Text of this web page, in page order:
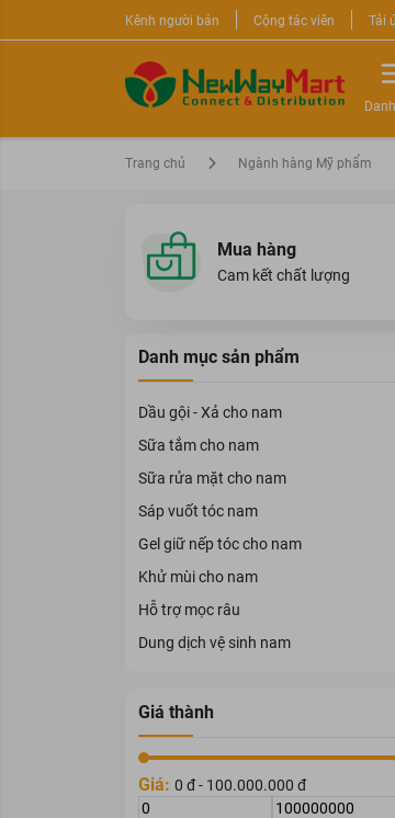
Kênh người bán Cộng tác viên Tải
Trang chủ Ngành hàng Mỹ phẩm
Mua hàng
Cam kết chất lượng
Danh mục sản phẩm
Dầu gội - Xả cho nam
Sữa tắm cho nam
Sữa rửa mặt cho nam
Sáp vuốt tóc nam
Gel giữ nếp tóc cho nam
Khử mùi cho nam
Hỗ trợ mọc râu
Dung dịch vệ sinh nam
Giá thành
Giá: 0 đ - 100.000.000 đ